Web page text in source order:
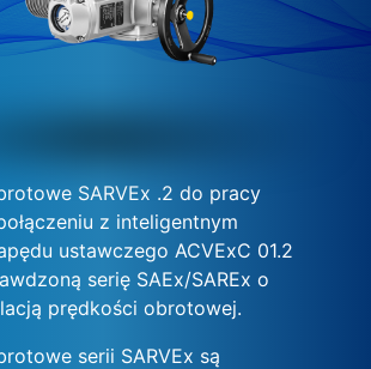
SARVEx .2 do pracy
z inteligentnym
ustawczego ACVExC 01.2
serię SAEx/SAREx o
prędkości obrotowej.
serii SARVEx są